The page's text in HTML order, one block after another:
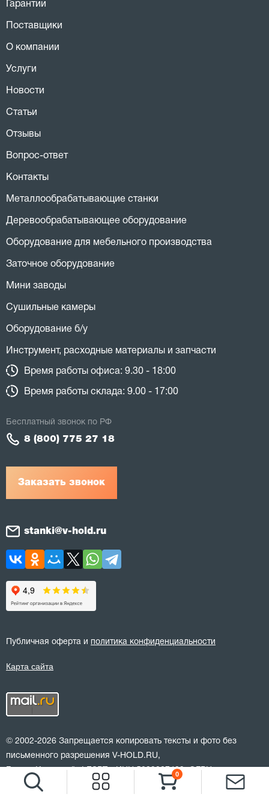
0
Гарантии
Поставщики
О компании
Услуги
Новости
Статьи
Отзывы
Вопрос-ответ
Контакты
Металлообрабатывающие станки
Деревообрабатывающее оборудование
Оборудование для мебельного производства
Заточное оборудование
Мини заводы
Сушильные камеры
Оборудование б/у
Инструмент, расходные материалы и запчасти
Время работы офиса: 9.30 - 18:00
Время работы склада: 9.00 - 17:00
Заказать звонок
Бесплатный звонок по РФ
8 (800) 775 27 18
stanki@v-hold.ru
Публичная оферта и политика конфиденциальности
Карта сайта
© 2002-2026 Запрещается копировать тексты и фото без
письменного разрешения V-HOLD.RU,
Группа Компаний «LESPT», ИНН 5029287429, ОГРН
1245000085604